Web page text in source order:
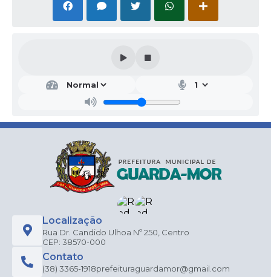
Localização
Rua Dr. Candido Ulhoa Nº 250, Centro
CEP: 38570-000
Contato
(38) 3365-1918prefeituraguardamor@gmail.com